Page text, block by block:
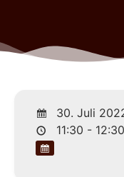
30. Juli
11:30 - 12:30